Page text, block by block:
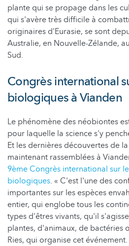
plante qui se propage dans les
qui s'avère très difficile à
originaires d'Eurasie, se sont
Australie, en Nouvelle-Zélande,
Sud.
Congrès international
biologiques à Vianden
Le phénomène des néobiontes
pour laquelle la science s'y
Et les dernières découvertes de
maintenant rassemblées à
9ème Congrès international sur
biologiques. « C'est l'une des
importantes sur les espèces
entier, qui englobe tous les
types d'êtres vivants, qu'il
plantes, d'animaux, de bactéries
Ries, qui organise cet événement.